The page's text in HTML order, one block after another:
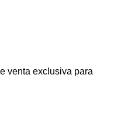
venta exclusiva para